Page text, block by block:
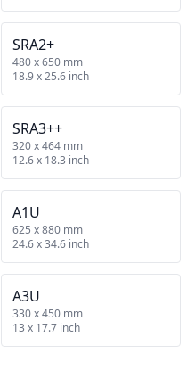
SRA2+
480 x 650 mm
18.9 x 25.6 inch
SRA3++
320 x 464 mm
12.6 x 18.3 inch
A1U
625 x 880 mm
24.6 x 34.6 inch
A3U
330 x 450 mm
13 x 17.7 inch